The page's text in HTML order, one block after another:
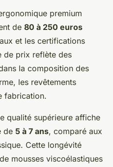
premium
de 80 à 250 euros
et les certifications
de prix reflète des
la composition des
les revêtements
fabrication.
qualité supérieure affiche
de 5 à 7 ans, comparé aux
Cette longévité
mousses viscoélastiques